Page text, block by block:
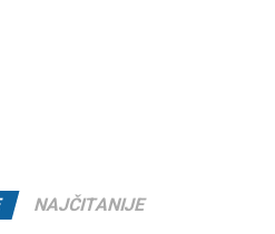
NAJČITANIJE